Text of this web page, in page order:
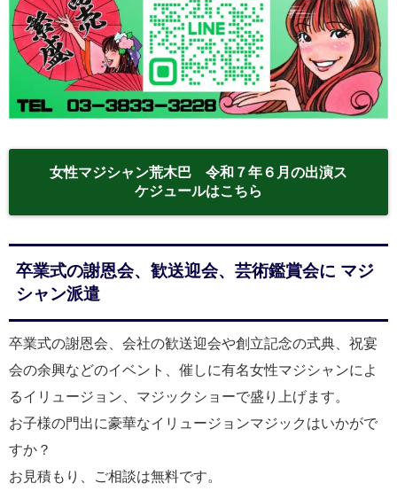
女性マジシャン荒木巴 令和７年６月の出演ス
ケジュールはこちら
卒業式の謝恩会、歓送迎会、芸術鑑賞会に マジ
シャン派遣
卒業式の謝恩会、会社の歓送迎会や創立記念の式典、祝宴
会の余興などのイベント、催しに有名女性マジシャンによ
るイリュージョン、マジックショーで盛り上げます。
お子様の門出に豪華なイリュージョンマジックはいかがで
すか？
お見積もり、ご相談は無料です。